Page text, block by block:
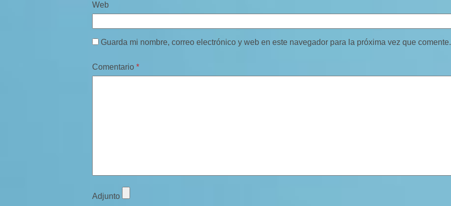
Web
Guarda mi nombre, correo electrónico y web en este navegador para la próxima vez que comente.
Comentario *
Adjunto